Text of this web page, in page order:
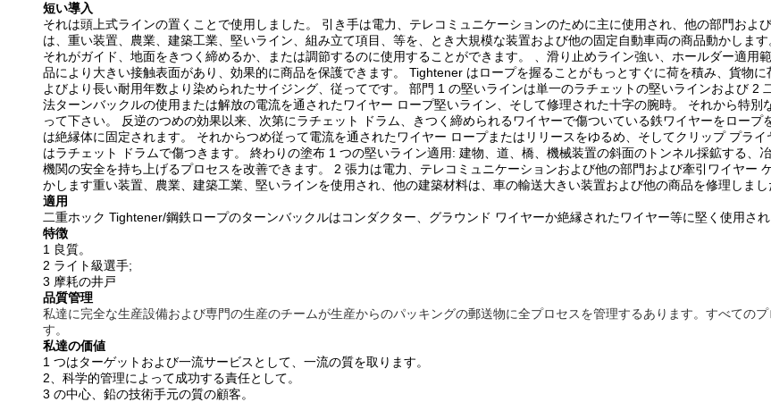
短い導入
それは頭上式ラインの置くことで使用しました。 引き手は電力、テレコミュニケーションのために主に使用され、他の部門およ
は、重い装置、農業、建築工業、堅いライン、組み立て項目、等を、とき大規模な装置および他の固定自動車両の商品動かします
それがガイド、地面をきつく締めるか、または調節するのに使用することができます。 、滑り止めライン強い、ホールダー適
品により大きい接触表面があり、効果的に商品を保護できます。 Tightener はロープを握ることがもっとすぐに荷を積み、貨物
よびより長い耐用年数より染められたサイジング、従ってです。 部門 1 の堅いラインは単一のラチェットの堅いラインおよび
法ターンバックルの使用または解放の電流を通されたワイヤー ロープ堅いライン、そして修理された十字の腕時。 それから特
って下さい。 反逆のつめの効果以来、次第にラチェット ドラム、きつく締められるワイヤーで傷ついている鉄ワイヤーをロー
は絶縁体に固定されます。 それからつめ従って電流を通されたワイヤー ロープまたはリリースをゆるめ、そしてクリップ プラ
はラチェット ドラムで傷つきます。 終わりの塗布 1 つの堅いライン適用: 建物、道、橋、機械装置の斜面のトンネル採鉱する、
機関の安全を持ち上げるプロセスを改善できます。 2 張力は電力、テレコミュニケーションおよび他の部門および牽引ワイヤー
かします重い装置、農業、建築工業、堅いラインを使用され、他の建築材料は、車の輸送大きい装置および他の商品を修理しまし
適用
二重ホック Tightener/鋼鉄ロープのターンバックルはコンダクター、グラウンド ワイヤーか絶縁されたワイヤー等に堅く使用され
特徴
1 良質。
2 ライト級選手;
3 摩耗の井戸
品質管理
私達に完全な生産設備および専門の生産のチームが生産からのパッキングの郵送物に全プロセスを管理するあります。すべての
す。
私達の価値
1 つはターゲットおよび一流サービスとして、一流の質を取ります。
2、科学的管理によって成功する責任として。
3 の中心、鉛の技術手元の質の顧客。